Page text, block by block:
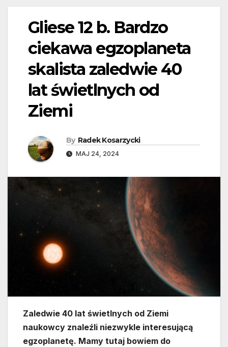
Gliese 12 b. Bardzo
ciekawa egzoplaneta
skalista zaledwie 40
lat świetlnych od
Ziemi
By Radek Kosarzycki
MAJ 24, 2024
Zaledwie 40 lat świetlnych od Ziemi
naukowcy znaleźli niezwykle interesującą
egzoplanetę. Mamy tutaj bowiem do